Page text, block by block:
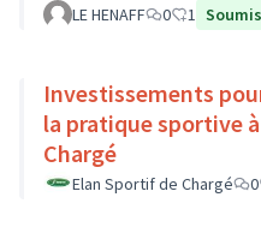
LE HENAFF 0 1
Investissements
la pratique sportive
Chargé
Elan Sportif de Chargé 0